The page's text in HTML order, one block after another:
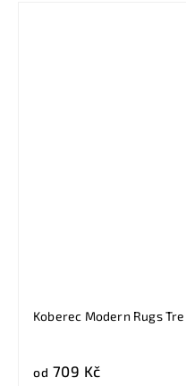
Koberec Modern Rugs
od 709 Kč